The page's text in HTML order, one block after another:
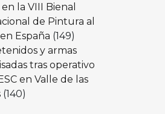
la VIII Bienal
de Pintura al
España (149)
y armas
tras operativo
en Valle de las
(140)